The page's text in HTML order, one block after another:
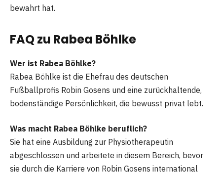
bewahrt hat.
FAQ zu Rabea Böhlke
Wer ist Rabea Böhlke?
Rabea Böhlke ist die Ehefrau des deutschen
Fußballprofis Robin Gosens und eine zurückhaltende,
bodenständige Persönlichkeit, die bewusst privat lebt.
Was macht Rabea Böhlke beruflich?
Sie hat eine Ausbildung zur Physiotherapeutin
abgeschlossen und arbeitete in diesem Bereich, bevor
sie durch die Karriere von Robin Gosens international